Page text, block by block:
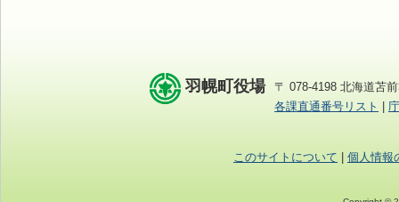
羽幌町役場
〒 078-4198 北海道苫
各課直通番号リスト
このサイトについて 個人情報